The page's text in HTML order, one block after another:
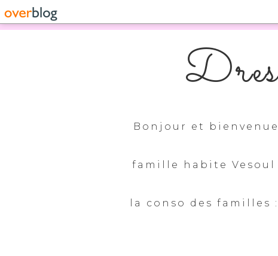
Bonjour et
famille habite
la conso des familles